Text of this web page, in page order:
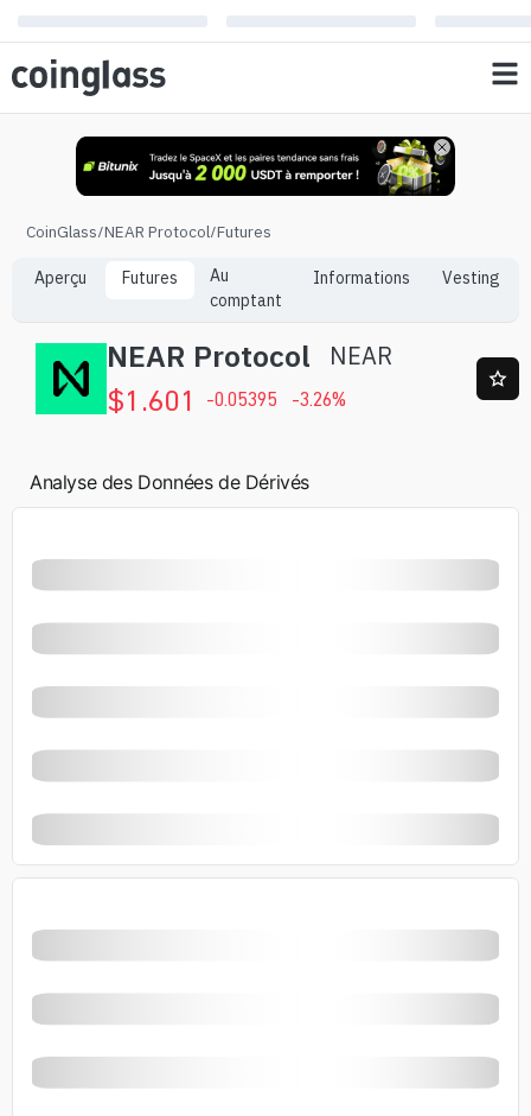
CoinGlass/NEAR Protocol/Futures
Aperçu Futures
Au
comptant
Informations Vesting
NEAR Protocol NEAR
$1.601 -0.05395 -3.26%
Analyse des Données de Dérivés